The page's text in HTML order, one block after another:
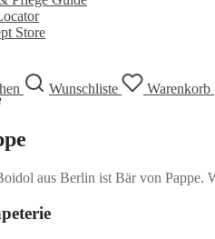
Store
Wunschliste Warenkorb
aus Berlin ist Bär von Pappe.